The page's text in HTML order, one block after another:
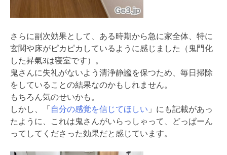
さらに副次効果として、ある時期から急に家全体、特に
玄関や床がピカピカしているように感じました（鬼門化
した昇氣3は寝室です）。
鬼さんに失礼がないよう清浄静謐を保つため、毎日掃除
をしていることの結果なのかもしれません。
もちろん気のせいかも。
しかし、「自分の感覚を信じてほしい 」にも記載があっ
たように、これは鬼さんがいらっしゃって、どっぱーん
ってしてくださった効果だと感じています。